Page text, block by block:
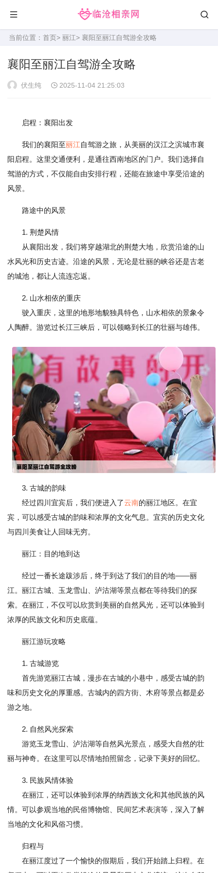
当前位置： 首页> 丽江> 襄阳至丽江自驾游全攻略
襄阳至丽江自驾游全攻略
伏生纯 2025-11-04 21:25:03
启程：襄阳出发
我们的襄阳至丽江自驾游之旅，从美丽的汉江之滨城市襄
阳启程。这里交通便利，是通往西南地区的门户。我们选择自
驾游的方式，不仅能自由安排行程，还能在旅途中享受沿途的
风景。
路途中的风景
1. 荆楚风情
从襄阳出发，我们将穿越湖北的荆楚大地，欣赏沿途的山
水风光和历史古迹。沿途的风景，无论是壮丽的峡谷还是古老
的城池，都让人流连忘返。
2. 山水相依的重庆
驶入重庆，这里的地形地貌独具特色，山水相依的景象令
人陶醉。游览过长江三峡后，可以领略到长江的壮丽与雄伟。
3. 古城的韵味
经过四川宜宾后，我们便进入了云南的丽江地区。在宜
宾，可以感受古城的韵味和浓厚的文化气息。宜宾的历史文化
与四川美食让人回味无穷。
丽江：目的地到达
经过一番长途跋涉后，终于到达了我们的目的地——丽
江。丽江古城、玉龙雪山、泸沽湖等景点都在等待我们的探
索。在丽江，不仅可以欣赏到美丽的自然风光，还可以体验到
浓厚的民族文化和历史底蕴。
丽江游玩攻略
1. 古城游览
首先游览丽江古城，漫步在古城的小巷中，感受古城的韵
味和历史文化的厚重感。古城内的四方街、木府等景点都是必
游之地。
2. 自然风光探索
游览玉龙雪山、泸沽湖等自然风光景点，感受大自然的壮
丽与神奇。在这里可以尽情地拍照留念，记录下美好的回忆。
3. 民族风情体验
在丽江，还可以体验到浓厚的纳西族文化和其他民族的风
情。可以参观当地的民俗博物馆、民间艺术表演等，深入了解
当地的文化和风俗习惯。
归程与
在丽江度过了一个愉快的假期后，我们开始踏上归程。在